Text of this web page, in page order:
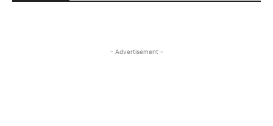
- Advertisement -